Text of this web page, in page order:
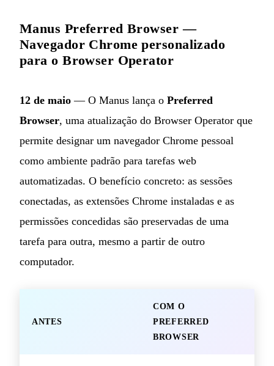
Manus Preferred Browser —
Navegador Chrome personalizado
para o Browser Operator
12 de maio — O Manus lança o Preferred
Browser, uma atualização do Browser Operator que
permite designar um navegador Chrome pessoal
como ambiente padrão para tarefas web
automatizadas. O benefício concreto: as sessões
conectadas, as extensões Chrome instaladas e as
permissões concedidas são preservadas de uma
tarefa para outra, mesmo a partir de outro
computador.
ANTES
COM O
PREFERRED
BROWSER